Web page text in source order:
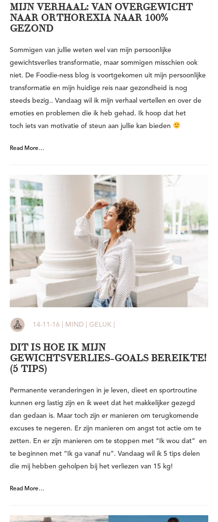
MIJN VERHAAL: VAN OVERGEWICHT
NAAR ORTHOREXIA NAAR 100%
GEZOND
Sommigen van jullie weten wel van mijn persoonlijke
gewichtsverlies transformatie, maar sommigen misschien ook
niet. De Foodie-ness blog is voortgekomen uit mijn persoonlijke
transformatie en mijn huidige reis naar gezondheid is nog
steeds bezig.. Vandaag wil ik mijn verhaal vertellen en over de
emoties en problemen die ik heb gehad. Ik hoop dat het
toch iets van motivatie of steun aan jullie kan bieden
Read More…
14-11-16 | MIND | GELUK |
DIT IS HOE IK MIJN
GEWICHTSVERLIES-GOALS BEREIKTE!
(5 TIPS)
Permanente veranderingen in je leven, dieet en sportroutine
kunnen erg lastig zijn en ik weet dat het makkelijker gezegd
dan gedaan is. Maar toch zijn er manieren om terugkomende
excuses te negeren. Er zijn manieren om angst tot actie om te
zetten. En er zijn manieren om te stoppen met “Ik wou dat” en
te beginnen met “Ik ga vanaf nu”. Vandaag wil ik 5 tips delen
die mij hebben geholpen bij het verliezen van 15 kg!
Read More…